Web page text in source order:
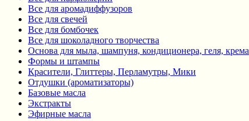
Все для аромадиффузоров
Все для свечей
Все для бомбочек
Все для шоколадного творчества
Основа для мыла, шампуня, кондиционера, геля, крема
Формы и штампы
Красители, Глиттеры, Перламутры, Мики
Отдушки (ароматизаторы)
Базовые масла
Экстракты
Эфирные масла